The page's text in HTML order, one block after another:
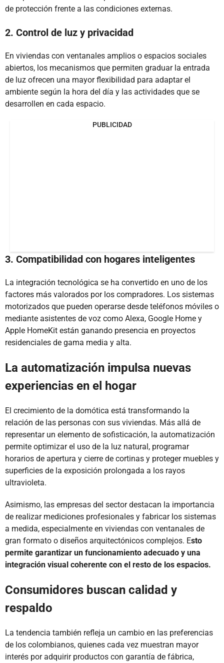
de protección frente a las condiciones externas.
2. Control de luz y privacidad
En viviendas con ventanales amplios o espacios sociales
abiertos, los mecanismos que permiten graduar la entrada
de luz ofrecen una mayor flexibilidad para adaptar el
ambiente según la hora del día y las actividades que se
desarrollen en cada espacio.
PUBLICIDAD
3. Compatibilidad con hogares inteligentes
La integración tecnológica se ha convertido en uno de los
factores más valorados por los compradores. Los sistemas
motorizados que pueden operarse desde teléfonos móviles o
mediante asistentes de voz como Alexa, Google Home y
Apple HomeKit están ganando presencia en proyectos
residenciales de gama media y alta.
La automatización impulsa nuevas
experiencias en el hogar
El crecimiento de la domótica está transformando la
relación de las personas con sus viviendas. Más allá de
representar un elemento de sofisticación, la automatización
permite optimizar el uso de la luz natural, programar
horarios de apertura y cierre de cortinas y proteger muebles y
superficies de la exposición prolongada a los rayos
ultravioleta.
Asimismo, las empresas del sector destacan la importancia
de realizar mediciones profesionales y fabricar los sistemas
a medida, especialmente en viviendas con ventanales de
gran formato o diseños arquitectónicos complejos. Esto
permite garantizar un funcionamiento adecuado y una
integración visual coherente con el resto de los espacios.
Consumidores buscan calidad y
respaldo
La tendencia también refleja un cambio en las preferencias
de los colombianos, quienes cada vez muestran mayor
interés por adquirir productos con garantía de fábrica,